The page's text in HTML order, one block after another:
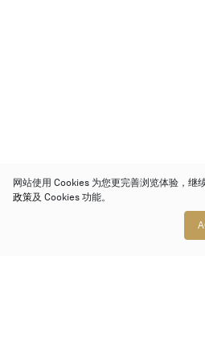
网站使用 Cookies 为您更完善浏览体验，继
政策及 Cookies 功能。